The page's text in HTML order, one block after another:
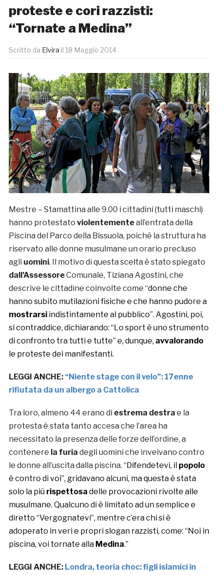
proteste e cori razzisti:
“Tornate a Medina”
Scritto da Elvira il 18 Maggio 2014
Mestre – Stamattina alle 9.00 i cittadini (tutti maschi)
hanno protestato violentementeall’entrata della
Piscina del Parco della Bissuola, poiché la struttura ha
riservato alle donne musulmane un orario precluso
agli uomini. Il motivo di questa scelta è stato spiegato
dall’AssessoreComunale, Tiziana Agostini, che
descrive le cittadine coinvolte come “donne che
hanno subito mutilazioni fisiche e che hanno pudore a
mostrarsiindistintamente al pubblico”. Agostini, poi,
si contraddice, dichiarando: “Lo sport è uno strumento
di confronto tra tutti e tutte” e, dunque, avvalorando
le proteste dei manifestanti.
LEGGI ANCHE: “Niente stage con il velo”: 17enne
rifiutata da un albergo a Cattolica
Tra loro, almeno 44 erano di estrema destra e la
protesta è stata tanto accesa che l’area ha
necessitato la presenza delle forze dell’ordine, a
contenere la furia degli uomini che inveivano contro
le donne all’uscita dalla piscina. “Difendetevi, il popolo
è contro di voi”, gridavano alcuni, ma questa è stata
solo la più rispettosa delle provocazioni rivolte alle
musulmane. Qualcuno di è limitato ad un semplice e
diretto “Vergognatevi”, mentre c’era chi si è
adoperato in veri e propri slogan razzisti, come: “Noi in
piscina, voi tornate alla Medina.”
LEGGI ANCHE: Londra, teoria choc: figli islamici in